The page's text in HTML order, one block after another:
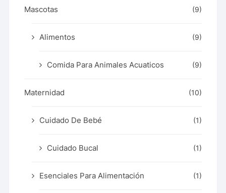
Mascotas (9)
Alimentos (9)
Comida Para Animales Acuaticos (9)
Maternidad (10)
Cuidado De Bebé (1)
Cuidado Bucal (1)
Esenciales Para Alimentación (1)